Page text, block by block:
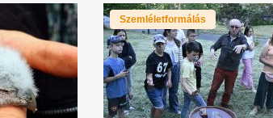
Szemléletformálás